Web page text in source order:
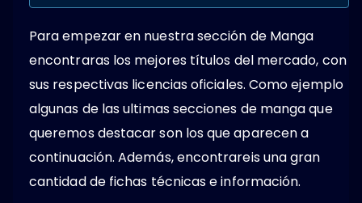
Para empezar en nuestra sección de Manga
encontraras los mejores títulos del mercado, con
sus respectivas licencias oficiales. Como ejemplo
algunas de las ultimas secciones de manga que
queremos destacar son los que aparecen a
continuación. Además, encontrareis una gran
cantidad de fichas técnicas e información.